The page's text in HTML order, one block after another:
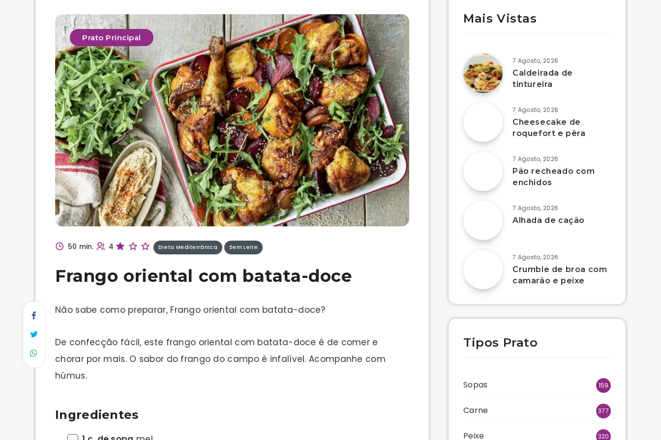
Prato Principal
50 min. 4 Dieta Mediterrânica Sem Leite
Frango oriental com batata-doce
Não sabe como preparar, Frango oriental com batata-doce?
De confecção fácil, este frango oriental com batata-doce é de comer e
chorar por mais. O sabor do frango do campo é infalível. Acompanhe com
húmus.
Ingredientes
Mais Vistas
7 Agosto, 2026
Caldeirada de
tintureira
7 Agosto, 2026
Cheesecake de
roquefort e pêra
7 Agosto, 2026
Pão recheado com
enchidos
7 Agosto, 2026
Alhada de cação
7 Agosto, 2026
Crumble de broa com
camarão e peixe
Tipos Prato
Sopas 159
Carne 377
Peixe 320